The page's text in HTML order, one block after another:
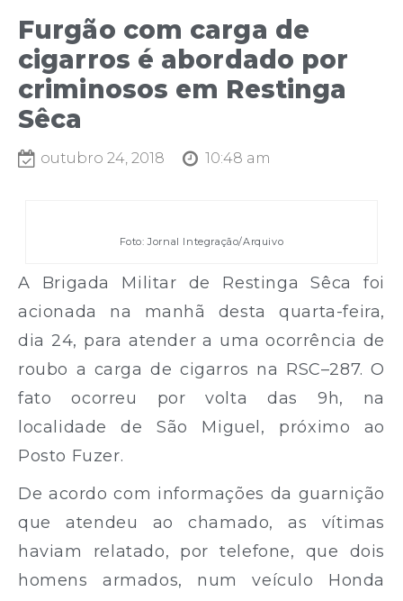
Furgão com carga de
cigarros é abordado por
criminosos em Restinga
Sêca
outubro 24, 2018 10:48 am
Foto: Jornal Integração/Arquivo
A Brigada Militar de Restinga Sêca foi
acionada na manhã desta quarta-feira,
dia 24, para atender a uma ocorrência de
roubo a carga de cigarros na RSC–287. O
fato ocorreu por volta das 9h, na
localidade de São Miguel, próximo ao
Posto Fuzer.
De acordo com informações da guarnição
que atendeu ao chamado, as vítimas
haviam relatado, por telefone, que dois
homens armados, num veículo Honda